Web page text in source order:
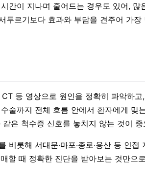
간이 지나며 줄어드는 경우도 있어, 많
두르기보다 효과와 부담을 견주어 가장
등 영상으로 원인을 정확히 파악하고
술까지 전체 흐름 안에서 환자에게 맞
은 척수증 신호를 놓치지 않는 것이 중
비롯해 서대문·마포·종로·용산 등 인접
할 때 정확한 진단을 받아보는 것만으